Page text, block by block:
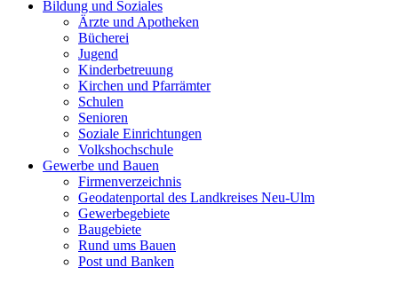
Bildung und Soziales
Ärzte und Apotheken
Bücherei
Jugend
Kinderbetreuung
Kirchen und Pfarrämter
Schulen
Senioren
Soziale Einrichtungen
Volkshochschule
Gewerbe und Bauen
Firmenverzeichnis
Geodatenportal des Landkreises Neu-Ulm
Gewerbegebiete
Baugebiete
Rund ums Bauen
Post und Banken